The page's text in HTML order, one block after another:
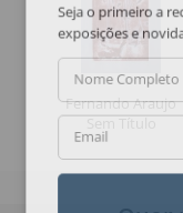
Fernando Araujo
Sem Título
Seja o primeiro a
exposições e
Nome Completo
Email